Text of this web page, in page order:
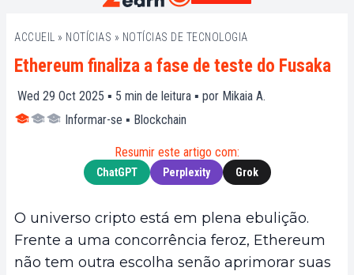
ACCUEIL » NOTÍCIAS » NOTÍCIAS DE TECNOLOGIA
Ethereum finaliza a fase de teste do Fusaka
Wed 29 Oct 2025 ▪ 5 min de leitura ▪ por Mikaia A.
Informar-se ▪ Blockchain
Resumir este artigo com:
ChatGPT Perplexity Grok
O universo cripto está em plena ebulição.
Frente a uma concorrência feroz, Ethereum
não tem outra escolha senão aprimorar suas